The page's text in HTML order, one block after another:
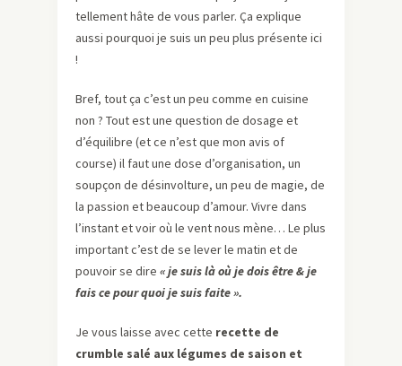
tellement hâte de vous parler. Ça explique
aussi pourquoi je suis un peu plus présente ici
!
Bref, tout ça c’est un peu comme en cuisine
non ? Tout est une question de dosage et
d’équilibre (et ce n’est que mon avis of
course) il faut une dose d’organisation, un
soupçon de désinvolture, un peu de magie, de
la passion et beaucoup d’amour. Vivre dans
l’instant et voir où le vent nous mène… Le plus
important c’est de se lever le matin et de
pouvoir se dire « je suis là où je dois être & je
fais ce pour quoi je suis faite ».
Je vous laisse avec cette recette de
crumble salé aux légumes de saison et